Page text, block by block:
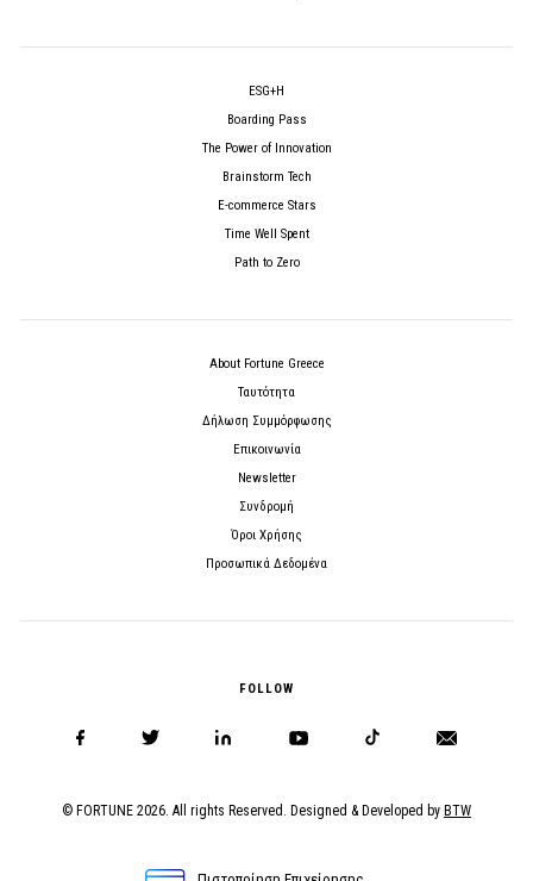
ESG+H
Boarding Pass
The Power of Innovation
Brainstorm Tech
E-commerce Stars
Time Well Spent
Path to Zero
About Fortune Greece
Ταυτότητα
Δήλωση Συμμόρφωσης
Επικοινωνία
Newsletter
Συνδρομή
Όροι Χρήσης
Προσωπικά Δεδομένα
FOLLOW
© FORTUNE 2026. All rights Reserved. Designed & Developed by BTW